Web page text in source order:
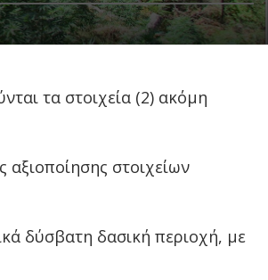
τα στοιχεία (2) ακόμη
αξιοποίησης στοιχείων
δύσβατη δασική περιοχή, με